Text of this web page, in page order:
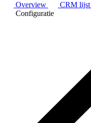
Overview CRM lijst
Configuratie